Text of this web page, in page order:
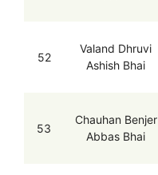
52
Valand Dhruvi
Ashish Bhai
53
Chauhan Benjer
Abbas Bhai